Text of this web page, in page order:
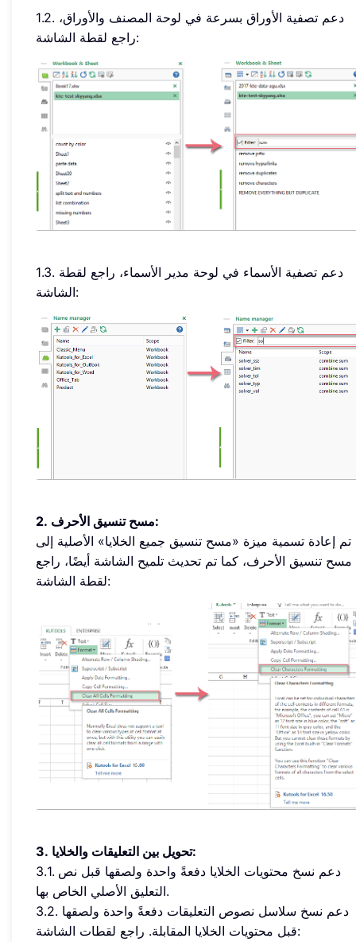
1.2. دعم تصفية الأوراق بسرعة في لوحة المصنف والأوراق،
راجع لقطة الشاشة:
1.3. دعم تصفية الأسماء في لوحة مدير الأسماء، راجع لقطة
الشاشة:
2. مسح تنسيق الأحرف:
تم إعادة تسمية ميزة «مسح تنسيق جميع الخلايا» الأصلية إلى
مسح تنسيق الأحرف، كما تم تحديث تلميح الشاشة أيضًا، راجع
لقطة الشاشة:
3. تحويل بين التعليقات والخلايا:
3.1. دعم نسخ محتويات الخلايا دفعةً واحدة ولصقها قبل نص
التعليق الأصلي الخاص بها.
3.2. دعم نسخ سلاسل نصوص التعليقات دفعةً واحدة ولصقها
قبل محتويات الخلايا المقابلة. راجع لقطات الشاشة: